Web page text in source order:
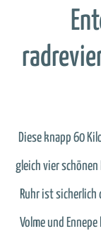
radrevier
Diese knapp 60
gleich vier schönen
Ruhr ist sicherlich
Volme und